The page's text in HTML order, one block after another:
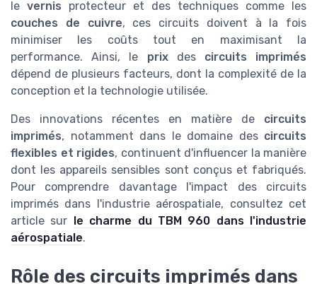
le vernis protecteur et des techniques comme les
couches de cuivre, ces circuits doivent à la fois
minimiser les coûts tout en maximisant la
performance. Ainsi, le prixdes circuits imprimés
dépend de plusieurs facteurs, dont la complexité de la
conception et la technologie utilisée.
Des innovations récentes en matière de circuits
imprimés, notamment dans le domaine des circuits
flexibles et rigides, continuent d'influencer la manière
dont les appareils sensibles sont conçus et fabriqués.
Pour comprendre davantage l'impact des circuits
imprimés dans l'industrie aérospatiale, consultez cet
article sur
le charme du TBM 960 dans l'industrie
aérospatiale.
Rôle des circuits imprimés dans